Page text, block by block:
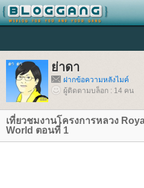
่าดา
ฝากข้อความหลังไมค์
ผู้ติดตามบล็อก : 14 คน
เที่ยวชมงานโครงการหลวง
World ตอนที่ 1